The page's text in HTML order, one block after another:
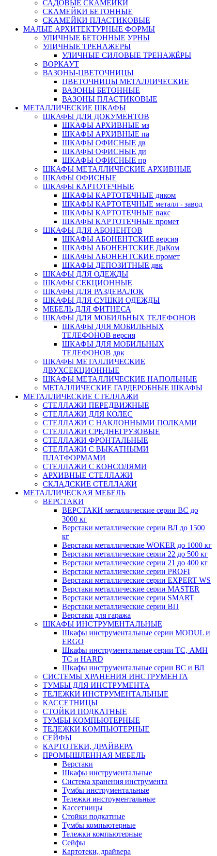
САДОВЫЕ СКАМЕЙКИ
СКАМЕЙКИ БЕТОННЫЕ
СКАМЕЙКИ ПЛАСТИКОВЫЕ
МАЛЫЕ АРХИТЕКТУРНЫЕ ФОРМЫ
УЛИЧНЫЕ БЕТОННЫЕ УРНЫ
УЛИЧНЫЕ ТРЕНАЖЕРЫ
УЛИЧНЫЕ СИЛОВЫЕ ТРЕНАЖЁРЫ
ВОРКАУТ
ВАЗОНЫ-ЦВЕТОЧНИЦЫ
ЦВЕТОЧНИЦЫ МЕТАЛЛИЧЕСКИЕ
ВАЗОНЫ БЕТОННЫЕ
ВАЗОНЫ ПЛАСТИКОВЫЕ
МЕТАЛЛИЧЕСКИЕ ШКАФЫ
ШКАФЫ ДЛЯ ДОКУМЕНТОВ
ШКАФЫ АРХИВНЫЕ мз
ШКАФЫ АРХИВНЫЕ па
ШКАФЫ ОФИСНЫЕ дв
ШКАФЫ ОФИСНЫЕ ди
ШКАФЫ ОФИСНЫЕ пр
ШКАФЫ МЕТАЛЛИЧЕСКИЕ АРХИВНЫЕ
ШКАФЫ ОФИСНЫЕ
ШКАФЫ КАРТОТЕЧНЫЕ
ШКАФЫ КАРТОТЕЧНЫЕ диком
ШКАФЫ КАРТОТЕЧНЫЕ металл - завод
ШКАФЫ КАРТОТЕЧНЫЕ пакс
ШКАФЫ КАРТОТЕЧНЫЕ промет
ШКАФЫ ДЛЯ АБОНЕНТОВ
ШКАФЫ АБОНЕНТСКИЕ версия
ШКАФЫ АБОНЕНТСКИЕ ДиКом
ШКАФЫ АБОНЕНТСКИЕ промет
ШКАФЫ ДЕПОЗИТНЫЕ двк
ШКАФЫ ДЛЯ ОДЕЖДЫ
ШКАФЫ СЕКЦИОННЫЕ
ШКАФЫ ДЛЯ РАЗДЕВАЛОК
ШКАФЫ ДЛЯ СУШКИ ОДЕЖДЫ
МЕБЕЛЬ ДЛЯ ФИТНЕСА
ШКАФЫ ДЛЯ МОБИЛЬНЫХ ТЕЛЕФОНОВ
ШКАФЫ ДЛЯ МОБИЛЬНЫХ
ТЕЛЕФОНОВ версия
ШКАФЫ ДЛЯ МОБИЛЬНЫХ
ТЕЛЕФОНОВ двк
ШКАФЫ МЕТАЛЛИЧЕСКИЕ
ДВУХСЕКЦИОННЫЕ
ШКАФЫ МЕТАЛЛИЧЕСКИЕ НАПОЛЬНЫЕ
МЕТАЛЛИЧЕСКИЕ ГАРДЕРОБНЫЕ ШКАФЫ
МЕТАЛЛИЧЕСКИЕ СТЕЛЛАЖИ
СТЕЛЛАЖИ ПЕРЕДВИЖНЫЕ
СТЕЛЛАЖИ ДЛЯ КОЛЕС
СТЕЛЛАЖИ С НАКЛОННЫМИ ПОЛКАМИ
СТЕЛЛАЖИ СРЕДНЕГРУЗОВЫЕ
СТЕЛЛАЖИ ФРОНТАЛЬНЫЕ
СТЕЛЛАЖИ С ВЫКАТНЫМИ
ПЛАТФОРМАМИ
СТЕЛЛАЖИ С КОНСОЛЯМИ
АРХИВНЫЕ СТЕЛЛАЖИ
СКЛАДСКИЕ СТЕЛЛАЖИ
МЕТАЛЛИЧЕСКАЯ МЕБЕЛЬ
ВЕРСТАКИ
ВЕРСТАКИ металлические серии ВС до
3000 кг
Верстаки металлические серии ВЛ до 1500
кг
Верстаки металлические WOKER до 1000 кг
Верстаки металлические серии 22 до 500 кг
Верстаки металлические серии 21 до 400 кг
Верстаки металлические серии PROFI
Верстаки металлические серии EXPERT WS
Верстаки металлические серии MASTER
Верстаки металлические серии SMART
Верстаки металлические серии ВП
Верстаки для гаража
ШКАФЫ ИНСТРУМЕНТАЛЬНЫЕ
Шкафы инструментальные серии MODUL и
ERGO
Шкафы инструментальные серии ТС, АМН
ТС и HARD
Шкафы инструментальные серии ВС и ВЛ
СИСТЕМЫ ХРАНЕНИЯ ИНСТРУМЕНТА
ТУМБЫ ДЛЯ ИНСТРУМЕНТА
ТЕЛЕЖКИ ИНСТРУМЕНТАЛЬНЫЕ
КАССЕТНИЦЫ
СТОЙКИ ПОДКАТНЫЕ
ТУМБЫ КОМПЬЮТЕРНЫЕ
ТЕЛЕЖКИ КОМПЬЮТЕРНЫЕ
СЕЙФЫ
КАРТОТЕКИ, ДРАЙВЕРА
ПРОМЫШЛЕННАЯ МЕБЕЛЬ
Верстаки
Шкафы инструментальные
Система хранения инструмента
Тумбы инструментальные
Тележки инструментальные
Кассетницы
Стойки подкатные
Тумбы компьютерные
Тележки компьютерные
Сейфы
Картотеки, драйвера